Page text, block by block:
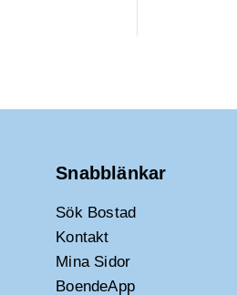
Snabblänkar
Sök Bostad
Kontakt
Mina Sidor
BoendeApp